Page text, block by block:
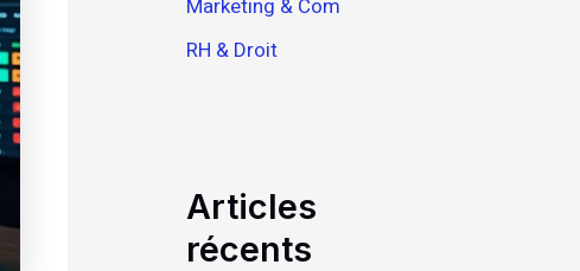
Marketing & Com
RH & Droit
Articles
récents